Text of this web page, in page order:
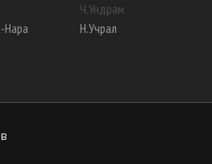
Нара
Ч.Ундрам
Н.Учрал